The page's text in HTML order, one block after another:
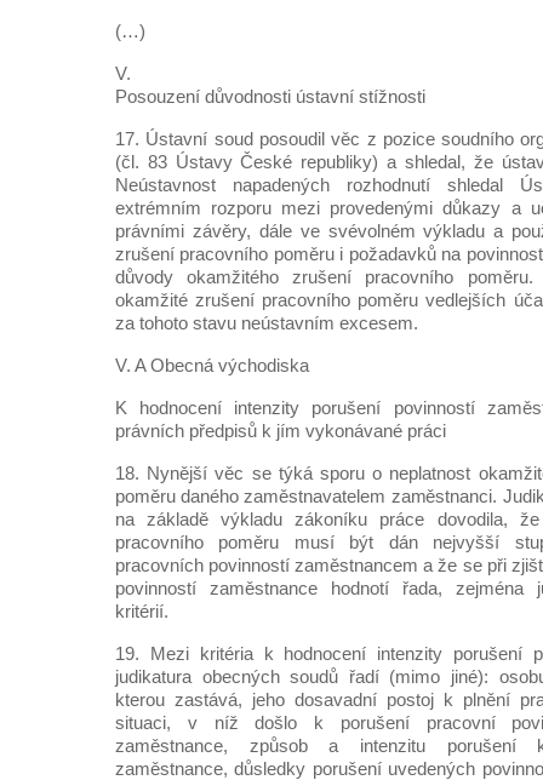
(…)
V.
Posouzení důvodnosti ústavní stížnosti
17. Ústavní soud posoudil věc z pozice soudního
(čl. 83 Ústavy České republiky) a shledal, že
Neústavnost napadených rozhodnutí shledal
extrémním rozporu mezi provedenými důkazy a
právními závěry, dále ve svévolném výkladu a
zrušení pracovního poměru i požadavků na
důvody okamžitého zrušení pracovního
okamžité zrušení pracovního poměru vedlejších
za tohoto stavu neústavním excesem.
V. A Obecná východiska
K hodnocení intenzity porušení povinností
právních předpisů k jím vykonávané práci
18. Nynější věc se týká sporu o neplatnost
poměru daného zaměstnavatelem zaměstnanci.
na základě výkladu zákoníku práce dovodila,
pracovního poměru musí být dán nejvyšší
pracovních povinností zaměstnancem a že se při
povinností zaměstnance hodnotí řada, zejména
kritérií.
19. Mezi kritéria k hodnocení intenzity porušení
judikatura obecných soudů řadí (mimo jiné):
kterou zastává, jeho dosavadní postoj k plnění
situaci, v níž došlo k porušení pracovní
zaměstnance, způsob a intenzitu porušení
zaměstnance, důsledky porušení uvedených